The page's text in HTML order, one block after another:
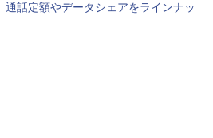
通話定額やデータシェアをラインナッ